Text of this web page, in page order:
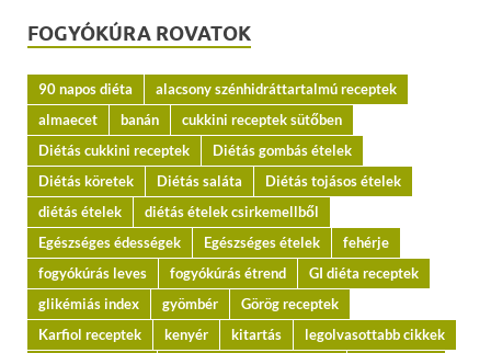
FOGYÓKÚRA ROVATOK
90 napos diéta
alacsony szénhidráttartalmú receptek
almaecet
banán
cukkini receptek sütőben
Diétás cukkini receptek
Diétás gombás ételek
Diétás köretek
Diétás saláta
Diétás tojásos ételek
diétás ételek
diétás ételek csirkemellből
Egészséges édességek
Egészséges ételek
fehérje
fogyókúrás leves
fogyókúrás étrend
GI diéta receptek
glikémiás index
gyömbér
Görög receptek
Karfiol receptek
kenyér kitartás
legolvasottabb cikkek